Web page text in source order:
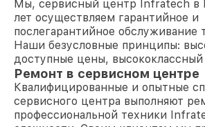
Мы, сервисный центр Infratech в
лет осуществляем гарантийное и
послегарантийное обслуживание
Наши безусловные принципы:
доступные цены, высококлассный
Ремонт в сервисном центре
Квалифицированные и опытные
сервисного центра выполняют
профессиональной техники